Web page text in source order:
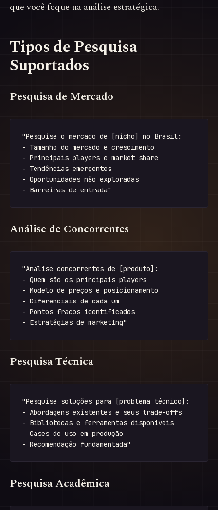
que você foque na análise estratégica.
Tipos de Pesquisa
Suportados
Pesquisa de Mercado
"Pesquise o mercado de [nicho] no Brasil:
- Tamanho do mercado e crescimento
- Principais players e market share
- Tendências emergentes
- Oportunidades não exploradas
Análise de Concorrentes
"Analise concorrentes de [produto]:
- Quem são os principais players
- Modelo de preços e posicionamento
- Diferenciais de cada um
- Pontos fracos identificados
Pesquisa Técnica
"Pesquise soluções para [problema técnico]:
- Abordagens existentes e seus trade-offs
- Bibliotecas e ferramentas disponíveis
- Cases de uso em produção
Pesquisa Acadêmica